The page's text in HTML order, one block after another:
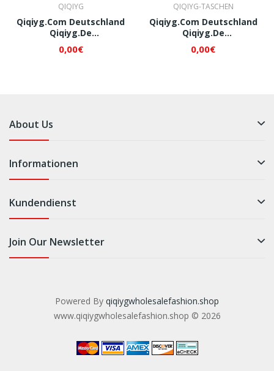
QIQIYG
Qiqiyg.com Deutschland
Qiqiyg.de
QI174
0,00€
QIQIYG-TASCHEN
Qiqiyg.com Deutschland
Qiqiyg.de
QI175
0,00€
About Us
Informationen
Kundendienst
Join Our Newsletter
Powered By qiqiygwholesalefashion.shop
www.qiqiygwholesalefashion.shop © 2026